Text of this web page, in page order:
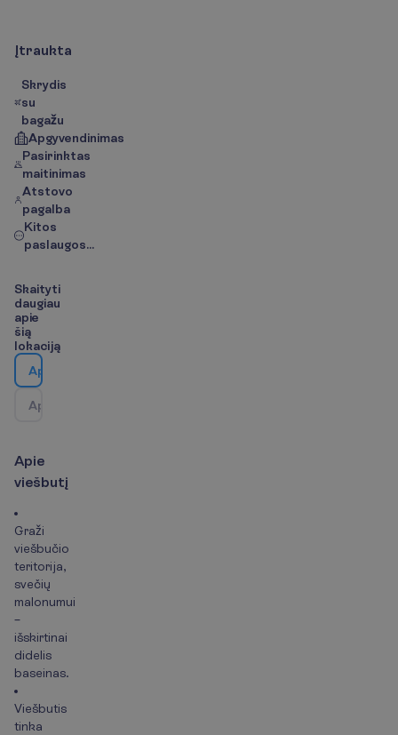
Įtraukta
Skrydis
su
bagažu
Apgyvendinimas
Pasirinktas
maitinimas
Atstovo
pagalba
Kitos
paslaugos...
Skaityti
daugiau
apie
šią
lokaciją
Ap
Ap
Apie
viešbutį
Graži
viešbučio
teritorija,
svečių
malonumui
–
išskirtinai
didelis
baseinas.
Viešbutis
tinka